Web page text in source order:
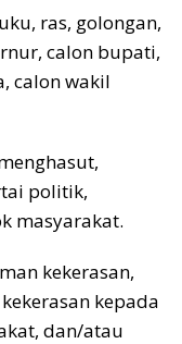
ras, golongan,
calon bupati,
calon wakil
politik,
masyarakat.
kekerasan,
kepada
dan/atau